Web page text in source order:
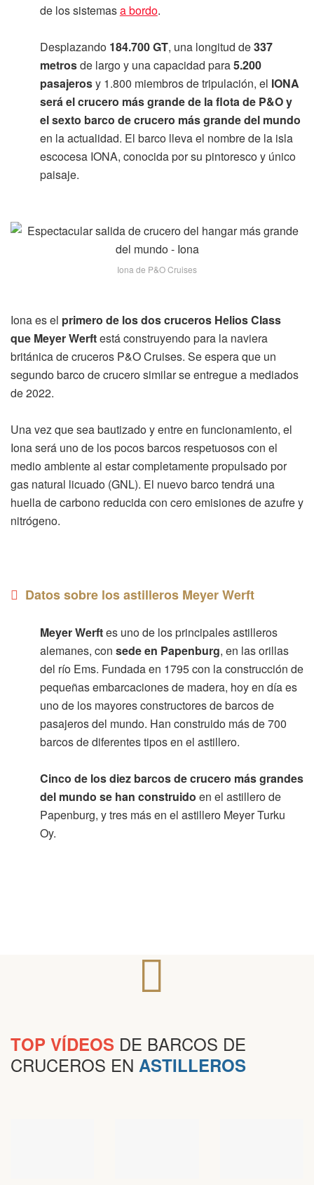
de los sistemasa bordo.
Desplazando 184.700 GT, una longitud de337
metrosde largo y una capacidad para5.200
pasajerosy 1.800 miembros de tripulación, el IONA
será el crucero más grande de la flota de P&O y
el sexto barco de crucero más grande del mundo
en la actualidad. El barco lleva el nombre de la isla
escocesa IONA, conocida por su pintoresco y único
paisaje.
Iona de P&O Cruises
Iona es el primero de los dos cruceros Helios Class
que Meyer Werftestá construyendo para la naviera
británica de cruceros P&O Cruises. Se espera que un
segundo barco de crucero similar se entregue a mediados
de 2022.
Una vez que sea bautizado y entre en funcionamiento, el
Iona será uno de los pocos barcos respetuosos con el
medio ambiente al estar completamente propulsado por
gas natural licuado (GNL). El nuevo barco tendrá una
huella de carbono reducida con cero emisiones de azufre y
nitrógeno.
Datos sobre los astilleros Meyer Werft
Meyer Werftes uno de los principales astilleros
alemanes, con sede en Papenburg, en las orillas
del río Ems. Fundada en 1795 con la construcción de
pequeñas embarcaciones de madera, hoy en día es
uno de los mayores constructores de barcos de
pasajeros del mundo. Han construido más de 700
barcos de diferentes tipos en el astillero.
Cinco de los diez barcos de crucero más grandes
del mundo se han construido en el astillero de
Papenburg, y tres más en el astillero Meyer Turku
Oy.
TOP VÍDEOS DE BARCOS DE
CRUCEROS EN ASTILLEROS